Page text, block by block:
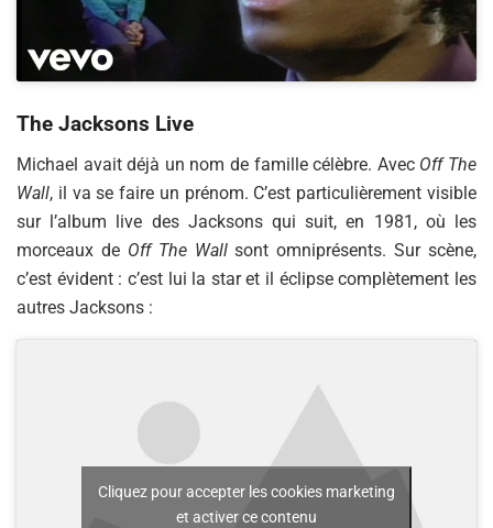
The Jacksons Live
Michael avait déjà un nom de famille célèbre. Avec Off The
Wall, il va se faire un prénom. C’est particulièrement visible
sur l’album live des Jacksons qui suit, en 1981, où les
morceaux de Off The Wallsont omniprésents. Sur scène,
c’est évident : c’est lui la star et il éclipse complètement les
autres Jacksons :
Cliquez pour accepter les cookies marketing
et activer ce contenu